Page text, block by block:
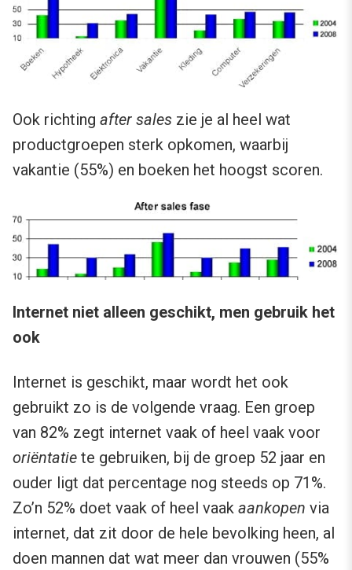
Ook richting after sales zie je al heel wat
productgroepen sterk opkomen, waarbij
vakantie (55%) en boeken het hoogst scoren.
Internet niet alleen geschikt, men gebruik het
ook
Internet is geschikt, maar wordt het ook
gebruikt zo is de volgende vraag. Een groep
van 82% zegt internet vaak of heel vaak voor
oriëntatie te gebruiken, bij de groep 52 jaar en
ouder ligt dat percentage nog steeds op 71%.
Zo’n 52% doet vaak of heel vaak aankopen via
internet, dat zit door de hele bevolking heen, al
doen mannen dat wat meer dan vrouwen (55%